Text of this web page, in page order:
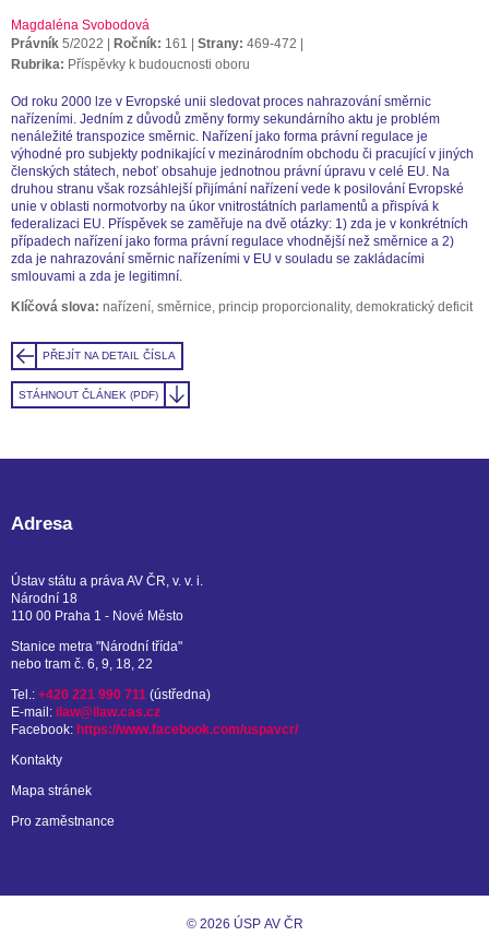
Magdaléna Svobodová
Právník 5/2022 Ročník: 161 Strany: 469-472
Rubrika: Příspěvky k budoucnosti oboru
Od roku 2000 lze v Evropské unii sledovat proces nahrazování směrnic
nařízeními. Jedním z důvodů změny formy sekundárního aktu je problém
nenáležité transpozice směrnic. Nařízení jako forma právní regulace je
výhodné pro subjekty podnikající v mezinárodním obchodu či pracující v jiných
členských státech, neboť obsahuje jednotnou právní úpravu v celé EU. Na
druhou stranu však rozsáhlejší přijímání nařízení vede k posilování Evropské
unie v oblasti normotvorby na úkor vnitrostátních parlamentů a přispívá k
federalizaci EU. Příspěvek se zaměřuje na dvě otázky: 1) zda je v konkrétních
případech nařízení jako forma právní regulace vhodnější než směrnice a 2)
zda je nahrazování směrnic nařízeními v EU v souladu se zakládacími
smlouvami a zda je legitimní.
Klíčová slova: nařízení, směrnice, princip proporcionality, demokratický deficit
PŘEJÍT NA DETAIL ČÍSLA
STÁHNOUT ČLÁNEK (PDF)
Adresa
Ústav státu a práva AV ČR, v. v. i.
Národní 18
110 00 Praha 1 - Nové Město
Stanice metra "Národní třída"
nebo tram č. 6, 9, 18, 22
Tel.: +420 221 990 711 (ústředna)
E-mail: ilaw@ilaw.cas.cz
Facebook: https://www.facebook.com/uspavcr/
Kontakty
Mapa stránek
Pro zaměstnance
© 2026 ÚSP AV ČR